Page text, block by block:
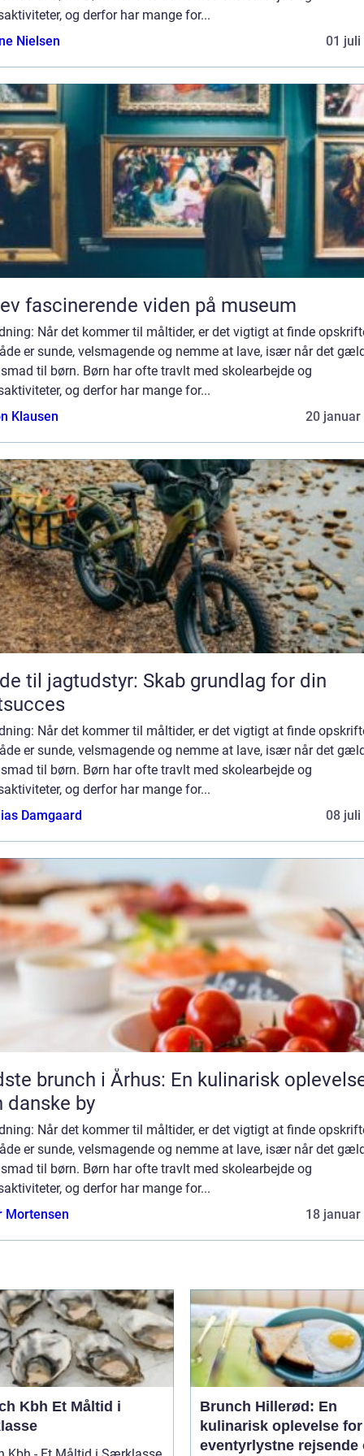
og derfor har mange for...
Nielsen
01 juli
fascinerende viden på museum
Når det kommer til måltider, er det vigtigt at finde
er sunde, velsmagende og nemme at lave, især når det
til børn. Børn har ofte travlt med skolearbejde og
og derfor har mange for...
Klausen
20 januar
til jagtudstyr: Skab grundlag for din
Når det kommer til måltider, er det vigtigt at finde
er sunde, velsmagende og nemme at lave, især når det
til børn. Børn har ofte travlt med skolearbejde og
og derfor har mange for...
Damgaard
08 juli
brunch i Århus: En kulinarisk
danske by
Når det kommer til måltider, er det vigtigt at finde
er sunde, velsmagende og nemme at lave, især når det
til børn. Børn har ofte travlt med skolearbejde og
og derfor har mange for...
Mortensen
18 januar
Et Måltid i
Brunch Hillerød: En
kulinarisk oplevelse for
eventyrlystne rejsende